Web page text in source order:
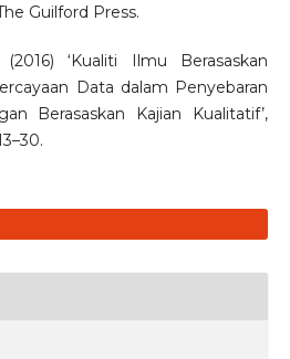
Guilford Press.
‘Kualiti Ilmu Berasaskan
Data dalam Penyebaran
Berasaskan Kajian Kualitatif’,